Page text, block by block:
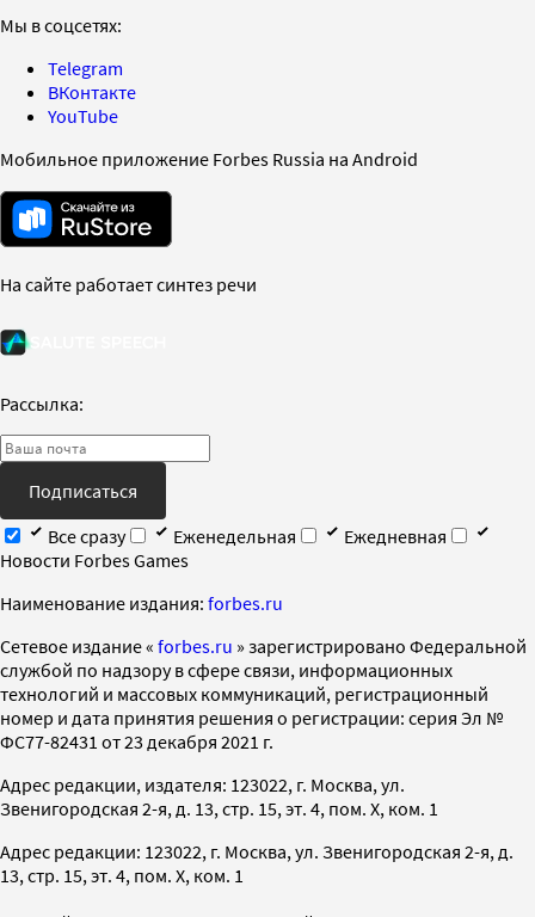
Мы в соцсетях:
Telegram
ВКонтакте
YouTube
Мобильное приложение Forbes Russia на Android
На сайте работает синтез речи
Рассылка:
Подписаться
Все сразу
Еженедельная
Ежедневная
Новости Forbes Games
Наименование издания: forbes.ru
Cетевое издание « forbes.ru » зарегистрировано Федеральной
службой по надзору в сфере связи, информационных
технологий и массовых коммуникаций, регистрационный
номер и дата принятия решения о регистрации: серия Эл №
ФС77-82431 от 23 декабря 2021 г.
Адрес редакции, издателя: 123022, г. Москва, ул.
Звенигородская 2-я, д. 13, стр. 15, эт. 4, пом. X, ком. 1
Адрес редакции: 123022, г. Москва, ул. Звенигородская 2-я, д.
13, стр. 15, эт. 4, пом. X, ком. 1